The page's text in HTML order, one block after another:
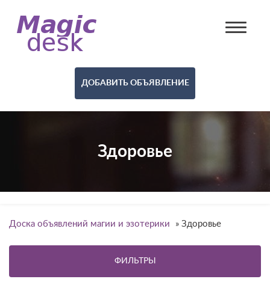
ДОБАВИТЬ ОБЪЯВЛЕНИЕ
Здоровье
Доска объявлений магии и эзотерики » Здоровье
ФИЛЬТРЫ